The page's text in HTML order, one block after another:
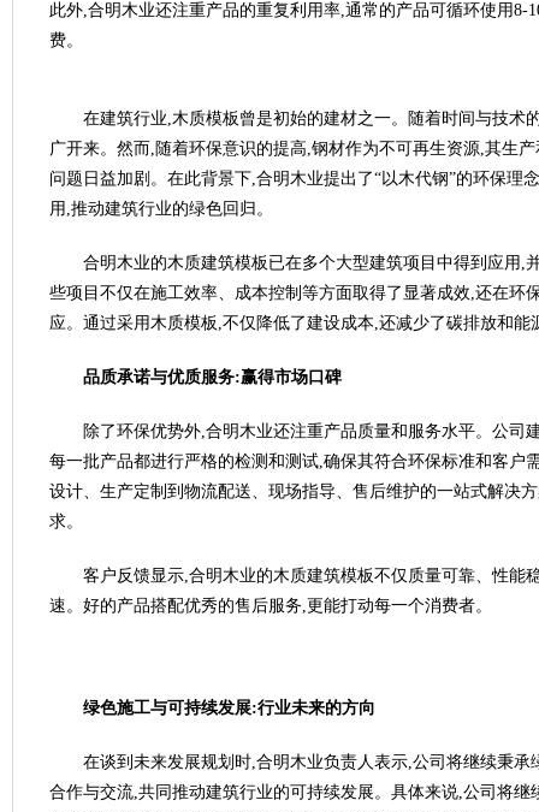
此外,合明木业还注重产品的重复利用率,通常的产品可循环使用8-
费。
在建筑行业,木质模板曾是初始的建材之一。随着时间与技术
广开来。然而,随着环保意识的提高,钢材作为不可再生资源,其生
问题日益加剧。在此背景下,合明木业提出了“以木代钢”的环保理
用,推动建筑行业的绿色回归。
合明木业的木质建筑模板已在多个大型建筑项目中得到应用,
些项目不仅在施工效率、成本控制等方面取得了显著成效,还在环
应。通过采用木质模板,不仅降低了建设成本,还减少了碳排放和能
品质承诺与优质服务:赢得市场口碑
除了环保优势外,合明木业还注重产品质量和服务水平。公司
每一批产品都进行严格的检测和测试,确保其符合环保标准和客户
设计、生产定制到物流配送、现场指导、售后维护的一站式解决
求。
客户反馈显示,合明木业的木质建筑模板不仅质量可靠、性能
速。好的产品搭配优秀的售后服务,更能打动每一个消费者。
绿色施工与可持续发展:行业未来的方向
在谈到未来发展规划时,合明木业负责人表示,公司将继续秉承
合作与交流,共同推动建筑行业的可持续发展。具体来说,公司将继